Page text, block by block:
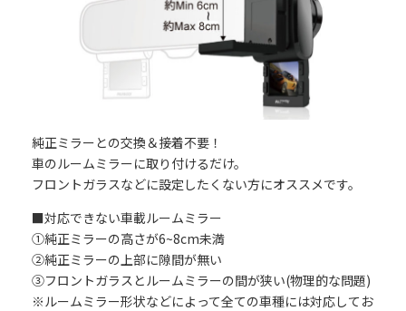
純正ミラーとの交換＆接着不要！
車のルームミラーに取り付けるだけ。
フロントガラスなどに設定したくない方にオススメです。
■対応できない車載ルームミラー
①純正ミラーの高さが6~8cm未満
②純正ミラーの上部に隙間が無い
③フロントガラスとルームミラーの間が狭い(物理的な問題)
※ルームミラー形状などによって全ての車種には対応してお